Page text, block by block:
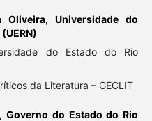
Oliveira, Universidade do
do Estado do Rio
da Literatura – GECLIT
Governo do Estado do Rio